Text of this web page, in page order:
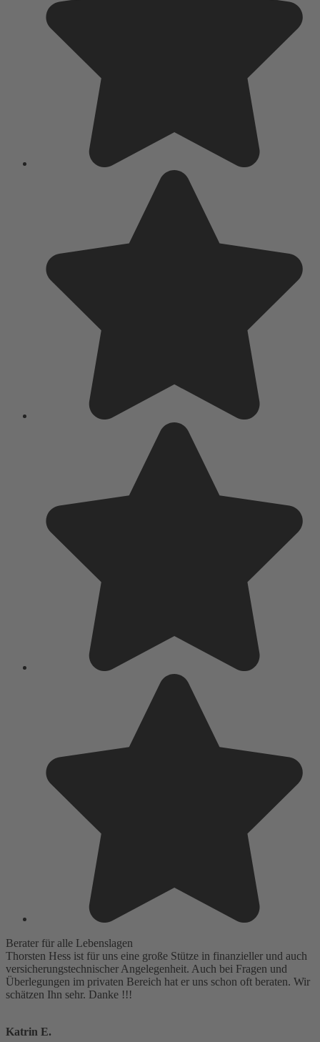
Berater für alle Lebenslagen
Thorsten Hess ist für uns eine große Stütze in finanzieller und auch
versicherungstechnischer Angelegenheit. Auch bei Fragen und
Überlegungen im privaten Bereich hat er uns schon oft beraten. Wir
schätzen Ihn sehr. Danke !!!
Katrin E.